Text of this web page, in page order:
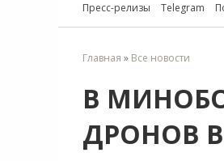
Пресс-релизы Telegram
Главная » Все новости
В
ДРОНОВ